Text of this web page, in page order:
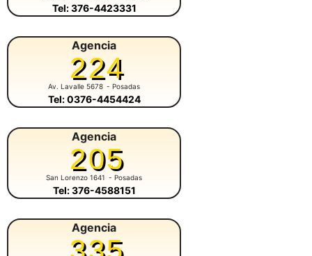
Tel: 376-4423331
Agencia
224
Av. Lavalle 5678 - Posadas
Tel: 0376-4454424
Agencia
205
San Lorenzo 1641 - Posadas
Tel: 376-4588151
Agencia